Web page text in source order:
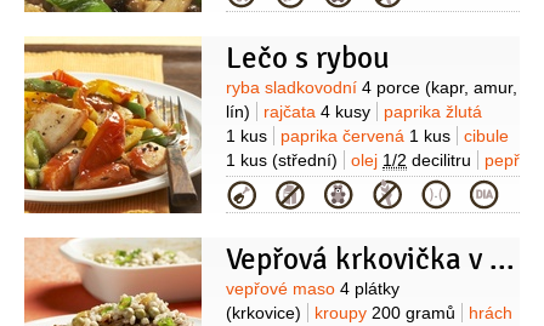
(petrželka, pažitka)
Lečo s rybou
Suroviny
ryba sladkovodní 4 porce (kapr, amur,
lín)
rajčata 4 kusy
paprika žlutá
1 kus
paprika červená 1 kus
cibule
1 kus (střední) olej 1/2 decilitru
pepř
(čerstvě drcený)
sůl
Kategorie
Vepřová krkovička v šouletu
Suroviny
vepřové maso 4 plátky
(krkovice)
kroupy 200 gramů
hrách